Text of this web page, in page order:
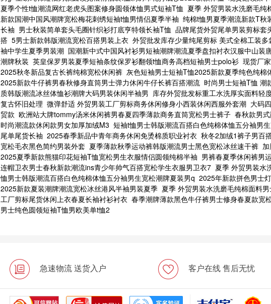
夏季个性t恤潮流网红老虎头图案修身圆领体恤男式短袖T恤 夏季 外贸男装水洗磨毛纯
新款国潮中国风潮牌宽松梅花刺绣短袖t恤男情侣夏季半袖 纯棉t恤男夏季潮流新款T秋
长袖 男士秋装简单套头毛圈针织衫打底亨特领长袖T恤 品牌尾货外贸尾单男装剪标套
搭 5男士新款韩版潮流宽松百搭男装上衣 外贸批发库存少量纯尾剪标 美式全棉工装多
袖中学生夏季男装潮 国潮新中式中国风衬衫男短袖潮牌潮流夏季盘扣衬衣汉服中山装
潮牌秋装 英皇保罗男装夏季短袖条纹保罗衫翻领t恤商务高档短袖男士polo衫 现货厂
2025秋冬新品复古长裤纯棉宽松休闲裤 灰色短袖男士短袖T恤2025新款夏季纯色纯棉
2025新款牛仔裤男春秋修身直筒男士弹力休闲牛仔长裤百搭潮流 时尚男士短袖T恤 潮
质韩版潮流冰丝体恤衫潮牌大码男装休闲半袖男 库存外贸批发标重工水洗厚实面料轻
复古怀旧处理 微弹舒适 外贸男装工厂剪标商务休闲修身小西装休闲西服外套潮 大码
贸款 欧洲站大牌tommy汤米休闲裤男春夏四季薄款商务直筒宽松男士裤子 春秋款男
时尚潮流款休闲款男女加厚加绒M3 短袖t恤男士韩版潮流百搭白色纯棉体恤五分袖男
尾单尾货长袖 2025春季新品中青年商务休闲免烫棉质职业衬衣 秋冬2加绒1裤子男百
宽松毛衣黑色简约男装外套 夏季薄款秋季运动裤韩版潮流男士黑色宽松冰丝速干裤
2025夏季新款熊猫印花短袖T恤宽松男生衣服情侣圆领纯棉半袖 男裤春夏季休闲裤男
连帽卫衣男士春秋新款潮流ins青少年帅气百搭宽松学生衣服男卫衣7 夏季 外贸男装水
恤男士韩版潮流百搭白色纯棉体恤五分袖男生宽松潮牌夏装男q 2025年新款拼色男士
2025新款夏装潮牌潮流宽松冰丝港风半袖男装夏季 夏季 外贸男装水洗磨毛纯棉面料
工厂剪标尾货休闲上衣春夏长袖衬衫衬衣 春季潮牌薄款黑色牛仔裤男士修身春夏款宽
男士纯色圆领短袖T恤男欧美单t恤2
急速物流 送货入户 客户在线 售后无忧